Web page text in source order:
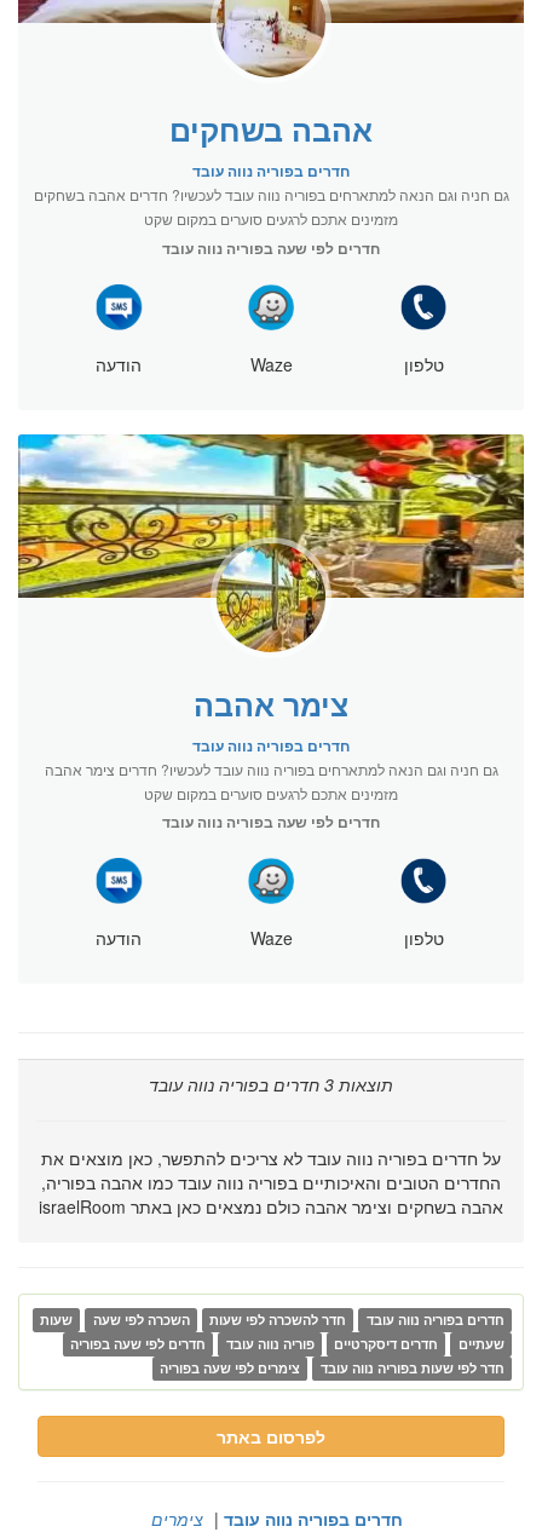
אהבה בשחקים
חדרים בפוריה נווה עובד
גם חניה וגם הנאה למתארחים בפוריה נווה עובד לעכשיו? חדרים אהבה בשחקים
מזמינים אתכם לרגעים סוערים במקום שקט
חדרים לפי שעה בפוריה נווה עובד
טלפון Waze הודעה
צימר אהבה
חדרים בפוריה נווה עובד
גם חניה וגם הנאה למתארחים בפוריה נווה עובד לעכשיו? חדרים צימר אהבה
מזמינים אתכם לרגעים סוערים במקום שקט
חדרים לפי שעה בפוריה נווה עובד
טלפון Waze הודעה
תוצאות 3 חדרים בפוריה נווה עובד
על חדרים בפוריה נווה עובד לא צריכים להתפשר, כאן מוצאים את
החדרים הטובים והאיכותיים בפוריה נווה עובד כמו אהבה בפוריה,
אהבה בשחקים וצימר אהבה כולם נמצאים כאן באתר israelRoom
חדרים בפוריה נווה עובד חדר להשכרה לפי שעות השכרה לפי שעה
שעות
שעתיים
חדרים דיסקרטיים פוריה נווה עובד
חדרים לפי שעה בפוריה
חדר לפי שעות בפוריה נווה עובד
צימרים לפי שעה בפוריה
לפרסום באתר
חדרים בפוריה נווה עובד | צימרים